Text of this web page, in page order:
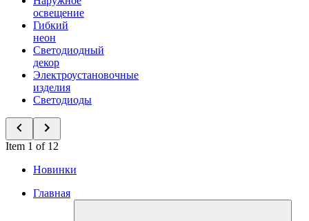
освещение
Гибкий
неон
Светодиодный
декор
Электроустановочные
изделия
Светодиоды
Item 1 of 12
Новинки
Главная